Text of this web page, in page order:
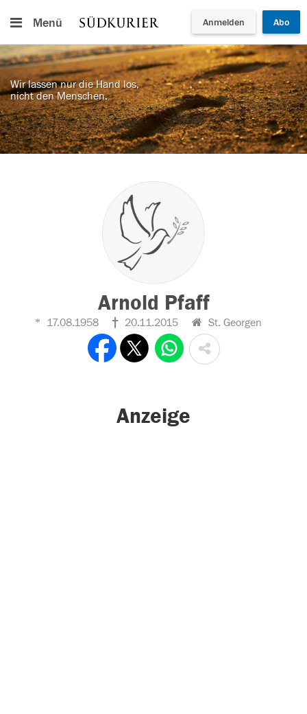
Menü Anmelden Abo
Wir lassen nur die Hand los,
nicht den Menschen.
Arnold Pfaff
17.08.1958 20.11.2015 St. Georgen
Anzeige